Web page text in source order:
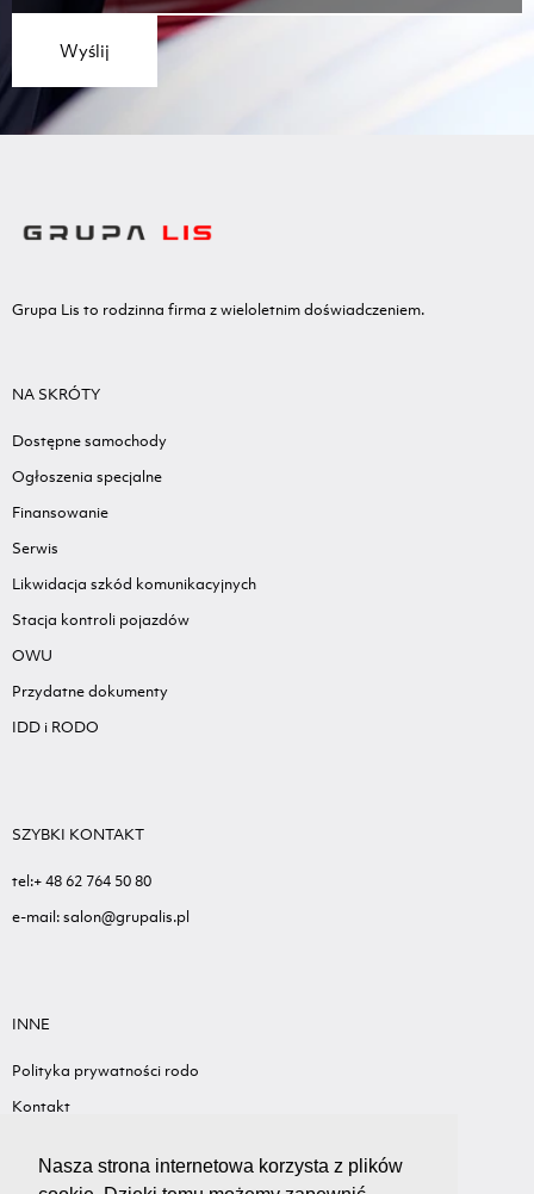
Nasza strona internetowa korzysta z plików
Wyślij
Grupa Lis to rodzinna firma z wieloletnim doświadczeniem.
NA SKRÓTY
Dostępne samochody
Ogłoszenia specjalne
Finansowanie
Serwis
Likwidacja szkód komunikacyjnych
Stacja kontroli pojazdów
OWU
Przydatne dokumenty
IDD i RODO
SZYBKI KONTAKT
tel:+ 48 62 764 50 80
e-mail: salon@grupalis.pl
INNE
Polityka prywatności rodo
Kontakt
Standardy ochrony małoletnich